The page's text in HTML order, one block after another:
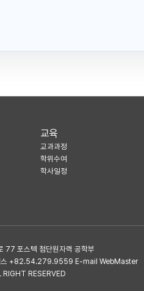
교육
교과과정
학위수여
학사일정
77 포스텍 첨단원자력 공학부
+82.54.279.9559 E-mail WebMaster
RESERVED